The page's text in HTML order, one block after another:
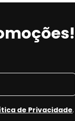
de Privacidade.